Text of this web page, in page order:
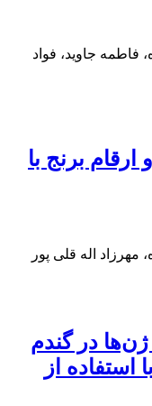
جاوید، فواد
برنج با
اله قلی پور
در گندم
از